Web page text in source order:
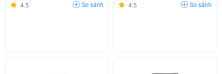
4.5 So sánh 4.5 So sánh